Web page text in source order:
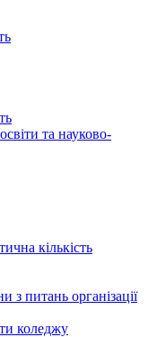
та науково-
кількість
з питань організації
коледжу